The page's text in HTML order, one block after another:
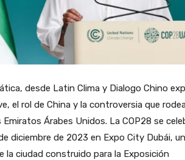
desde Latin Clima y Dialogo Chino
el rol de China y la controversia que
Árabes Unidos. La COP28 se
diciembre de 2023 en Expo City Dubái, un
la ciudad construido para la Exposición